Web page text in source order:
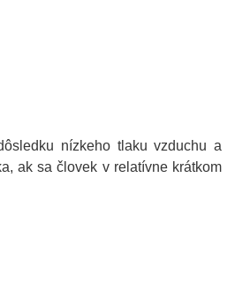
nízkeho tlaku vzduchu a
ak sa človek v relatívne krátkom